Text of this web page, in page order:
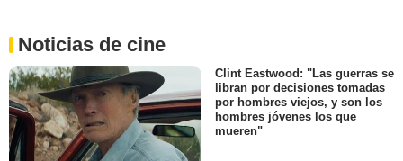
Noticias de cine
Clint Eastwood: "Las guerras se
libran por decisiones tomadas
por hombres viejos, y son los
hombres jóvenes los que
mueren"